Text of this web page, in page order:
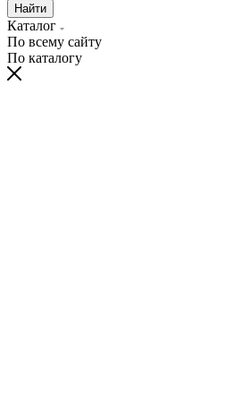
Найти
Каталог
По всему сайту
По каталогу